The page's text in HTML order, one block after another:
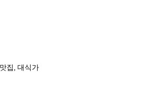
집, 대식가